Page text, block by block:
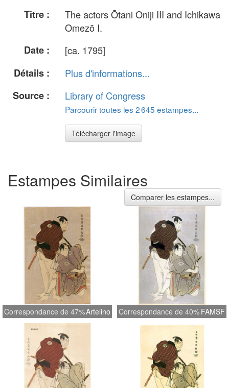
Titre :
The actors Ōtani Oniji III and Ichikawa
Omezō I.
Date :
[ca. 1795]
Détails :
Plus d'informations...
Source :
Library of Congress
Parcourir toutes les 2 645 estampes...
Télécharger l'image
Estampes Similaires
Comparer les estampes...
Correspondance de 47%Artelino Correspondance de 40% FAMSF